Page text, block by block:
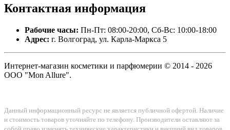
Контактная информация
Рабочие часы: Пн-Пт: 08:00-20:00, Сб-Вс: 10:00-18:00
Адрес: г. Волгоград, ул. Карла-Маркса 5
Интернет-магазин косметики и парфюмерии © 2014 - 2026
ООО "Mon Allure".
Данный информационный ресурс не является публичной офертой. Наличие
и стоимость товаров уточняйте по телефону. Производители оставляют за